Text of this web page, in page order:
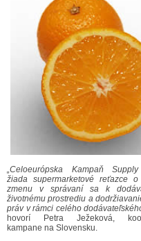
„Celoeurópska Kampaň
žiada supermarketové reťazce
zmenu v správaní sa k
životnému prostrediu a
práv v rámci celého
hovorí Petra Ježeková,
kampane na Slovensku.